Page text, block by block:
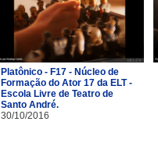
Platônico - F17 - Núcleo de
Formação do Ator 17 da ELT -
Escola Livre de Teatro de
Santo André.
30/10/2016